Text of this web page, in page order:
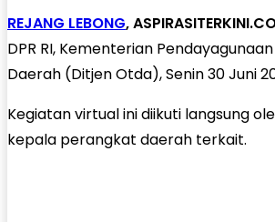
REJANG LEBONG,
DPR RI, Kementerian
Daerah (Ditjen Otda), Senin 30 Juni
Kegiatan virtual ini diikuti langsung
kepala perangkat daerah terkait.